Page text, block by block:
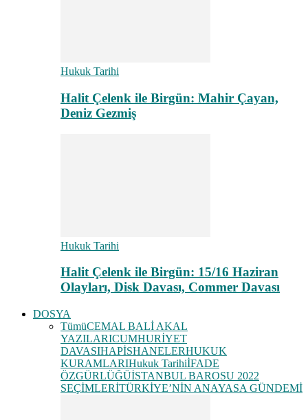
Hukuk Tarihi
Halit Çelenk ile Birgün: Mahir Çayan,
Deniz Gezmiş
Hukuk Tarihi
Halit Çelenk ile Birgün: 15/16 Haziran
Olayları, Disk Davası, Commer Davası
DOSYA
TümüCEMAL BALİ AKAL
YAZILARICUMHURİYET
DAVASIHAPİSHANELERHUKUK
KURAMLARIHukuk TarihiİFADE
ÖZGÜRLÜĞÜİSTANBUL BAROSU 2022
SEÇİMLERİTÜRKİYE’NİN ANAYASA GÜNDEMİ